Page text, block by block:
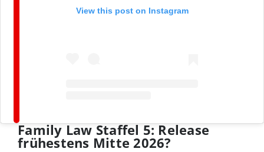
View this post on Instagram
Family Law Staffel 5: Release
frühestens Mitte 2026?